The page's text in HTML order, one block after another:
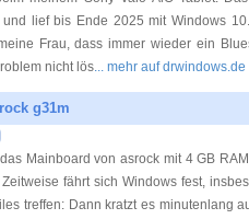
lief bis Ende 2025 mit Windows
Frau, dass immer wieder ein
nicht lös... mehr auf drwindows.de
g31m
Mainboard von asrock mit 4 GB
fährt sich Windows fest,
treffen: Dann kratzt es minutenlang